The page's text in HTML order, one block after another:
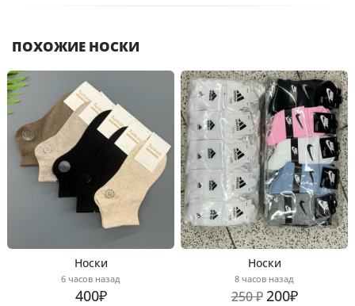
ПОХОЖИЕ НОСКИ
Носки
6 часов назад
400₽
Носки
8 часов назад
250 ₽ 200₽